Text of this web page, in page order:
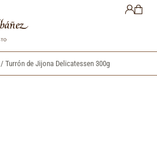
/ Turrón de Jijona Delicatessen 300g